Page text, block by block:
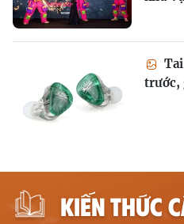
trước,
KIẾN THỨC